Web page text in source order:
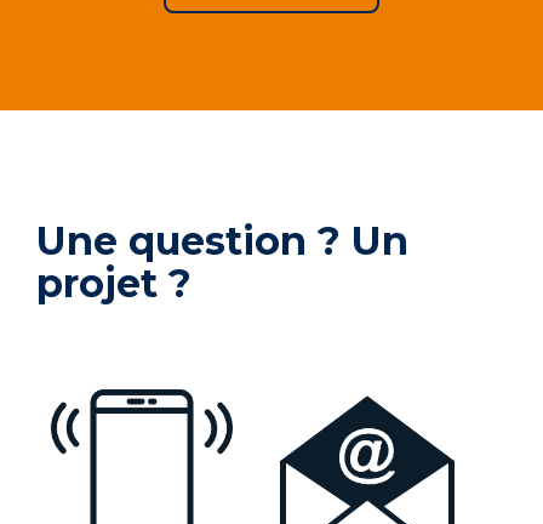
Une question ? Un
projet ?